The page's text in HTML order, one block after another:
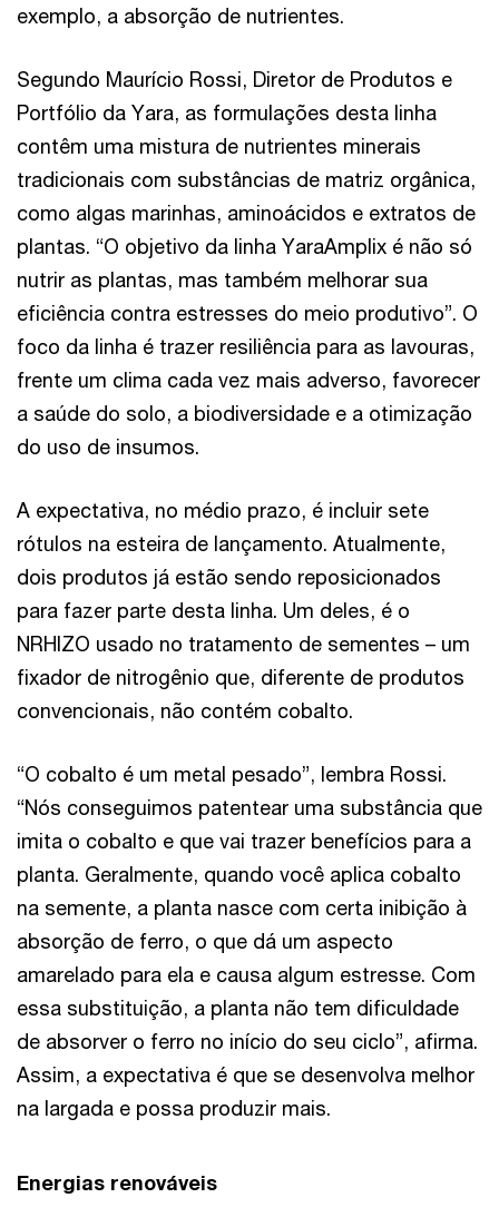
exemplo, a absorção de nutrientes.
Segundo Maurício Rossi, Diretor de Produtos e
Portfólio da Yara, as formulações desta linha
contêm uma mistura de nutrientes minerais
tradicionais com substâncias de matriz orgânica,
como algas marinhas, aminoácidos e extratos de
plantas. “O objetivo da linha YaraAmplix é não só
nutrir as plantas, mas também melhorar sua
eficiência contra estresses do meio produtivo”. O
foco da linha é trazer resiliência para as lavouras,
frente um clima cada vez mais adverso, favorecer
a saúde do solo, a biodiversidade e a otimização
do uso de insumos.
A expectativa, no médio prazo, é incluir sete
rótulos na esteira de lançamento. Atualmente,
dois produtos já estão sendo reposicionados
para fazer parte desta linha. Um deles, é o
NRHIZO usado no tratamento de sementes – um
fixador de nitrogênio que, diferente de produtos
convencionais, não contém cobalto.
“O cobalto é um metal pesado”, lembra Rossi.
“Nós conseguimos patentear uma substância que
imita o cobalto e que vai trazer benefícios para a
planta. Geralmente, quando você aplica cobalto
na semente, a planta nasce com certa inibição à
absorção de ferro, o que dá um aspecto
amarelado para ela e causa algum estresse. Com
essa substituição, a planta não tem dificuldade
de absorver o ferro no início do seu ciclo”, afirma.
Assim, a expectativa é que se desenvolva melhor
na largada e possa produzir mais.
Energias renováveis